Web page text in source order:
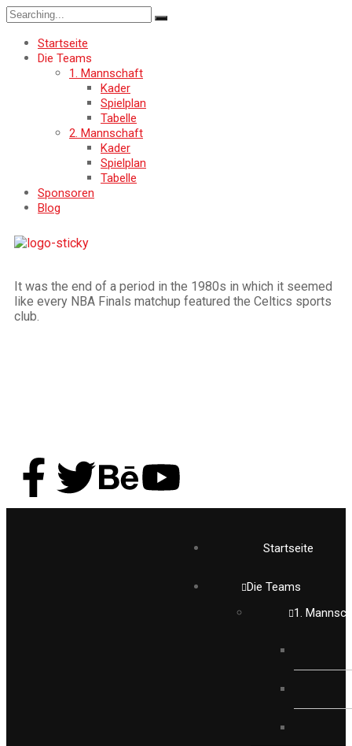
Startseite
Die Teams
1. Mannschaft
Kader
Spielplan
Tabelle
2. Mannschaft
Kader
Spielplan
Tabelle
Sponsoren
Blog
It was the end of a period in the 1980s in which it seemed
like every NBA Finals matchup featured the Celtics sports
club.
Startseite
Die Teams
1.